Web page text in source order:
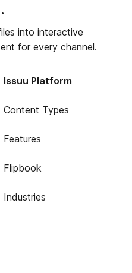
into interactive
for every channel.
Issuu Platform
Content Types
Features
Flipbook
Industries